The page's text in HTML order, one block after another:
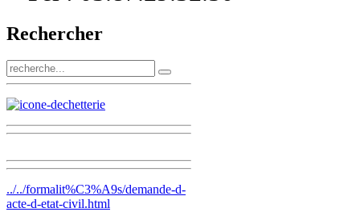
Rechercher
../../formalit%C3%A9s/demande-d-
acte-d-etat-civil.html